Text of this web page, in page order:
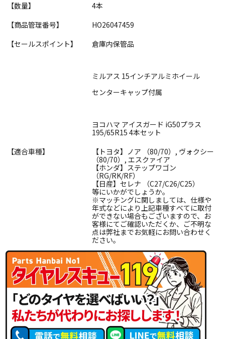
【数量】
4本
【商品管理番号】
HO26047459
【セールスポイント】
倉庫内保管品
ミルアス 15インチアルミホイール
センターキャップ付属
ヨコハマ アイスガード iG50プラス
195/65R15 4本セット
【適合車種】
【トヨタ】ノア （80/70）, ヴォクシー
（80/70）, エスクァイア
【ホンダ】ステップワゴン
（RG/RK/RF）
【日産】セレナ （C27/C26/C25）
等にいかがでしょうか。
※マッチングに関しましては、仕様や
年式などにより上記車種すべてに取付
ができない場合もございますので、お
客様にてご確認いただくか、ご不明な
点は弊社までお気軽にお問い合わせく
ださい。